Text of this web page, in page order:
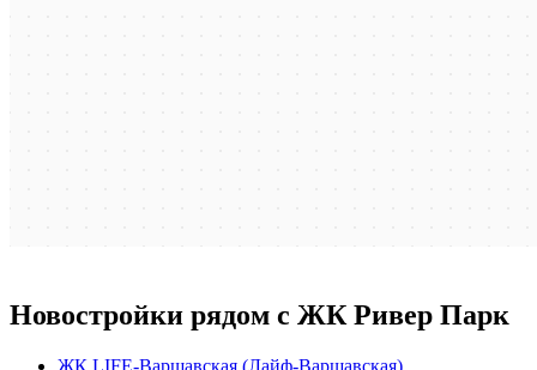
Новостройки рядом с ЖК Ривер Парк
ЖК LIFE-Варшавская (Лайф-Варшавская)